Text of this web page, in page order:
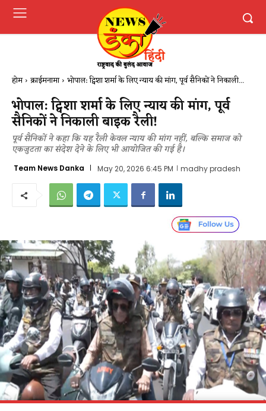
होम क्राईमनामा भोपाल: ट्विशा शर्मा के लिए न्याय की मांग, पूर्व सैनिकों ने निकाली...
भोपाल: ट्विशा शर्मा के लिए न्याय की मांग, पूर्व
सैनिकों ने निकाली बाइक रैली!
पूर्व सैनिकों ने कहा कि यह रैली केवल न्याय की मांग नहीं, बल्कि समाज को
एकजुटता का संदेश देने के लिए भी आयोजित की गई है।
Team News Danka May 20, 2026 6:45 PM madhy pradesh